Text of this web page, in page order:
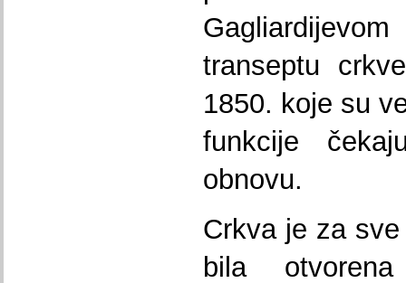
transeptu
1850. koje su
funkcije
obnovu.
Crkva je za
bila